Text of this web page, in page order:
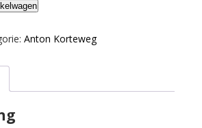
Anton Korteweg